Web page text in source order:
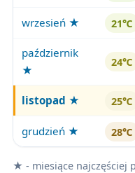
wrzesień ★ 21℃
październik
★
24℃
listopad ★ 25℃
grudzień ★ 28℃
★ - miesiące najczęściej